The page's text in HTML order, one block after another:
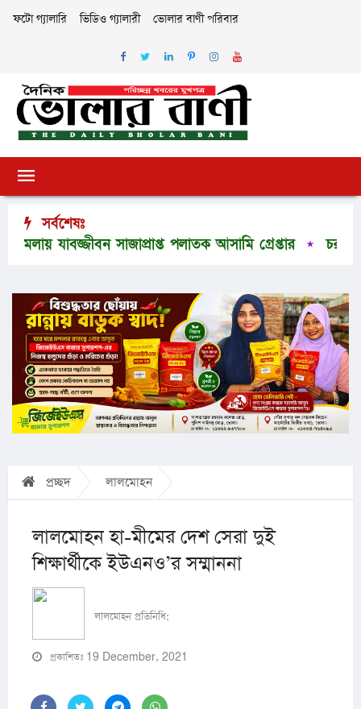
ফটো গ্যালারি ভিডিও গ্যালারী ভোলার বাণী পরিবার
সর্বশেষঃ
যাবজ্জীবন সাজাপ্রাপ্ত পলাতক আসামি গ্রেপ্তার
চরফ্যাশনের
প্রচ্ছদ লালমোহন
লালমোহন হা-মীমের দেশ সেরা দুই
শিক্ষার্থীকে ইউএনও’র সম্মাননা
লালমোহন প্রতিনিধি:
প্রকাশিতঃ 19 December, 2021